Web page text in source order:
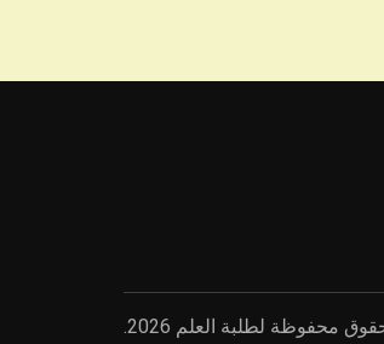
محفوظة لطلبة العلم 2026.